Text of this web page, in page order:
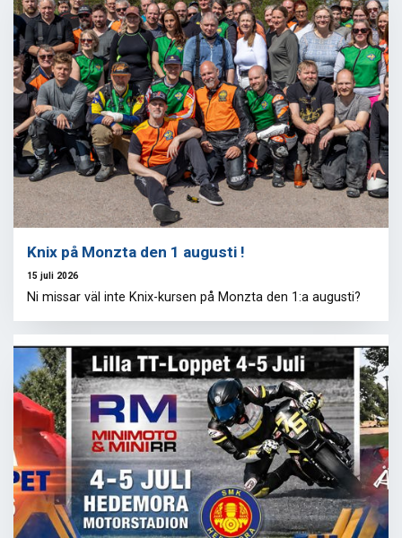
Knix på Monzta den 1 augusti !
15 juli 2026
Ni missar väl inte Knix-kursen på Monzta den 1:a augusti?